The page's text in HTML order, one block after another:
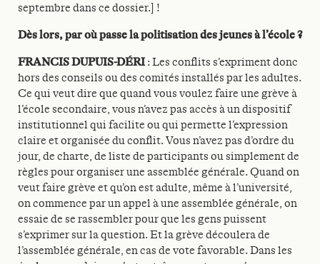
septembre dans ce dossier.] !
Dès lors, par où passe la politisation des jeunes à l’école ?
FRANCIS DUPUIS-DÉRI : Les conflits s’expriment donc
hors des conseils ou des comités installés par les adultes.
Ce qui veut dire que quand vous voulez faire une grève à
l’école secondaire, vous n’avez pas accès à un dispositif
institutionnel qui facilite ou qui permette l’expression
claire et organisée du conflit. Vous n’avez pas d’ordre du
jour, de charte, de liste de participants ou simplement de
règles pour organiser une assemblée générale. Quand on
veut faire grève et qu’on est adulte, même à l’université,
on commence par un appel à une assemblée générale, on
essaie de se rassembler pour que les gens puissent
s’exprimer sur la question. Et la grève découlera de
l’assemblée générale, en cas de vote favorable. Dans les